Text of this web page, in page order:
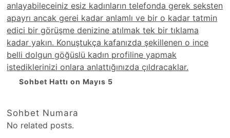
anlayabileceiniz esiz kadınların telefonda gerek seksten
apayrı ancak gerei kadar anlamlı ve bir o kadar tatmin
edici bir görüşme denizine atılmak tek bir tıklama
kadar yakın. Konuştukça kafanızda şekillenen o ince
belli dolgun göğüslü kadın profiline yapmak
istediklerinizi onlara anlattığınızda çıldracaklar.
Sohbet Hattı on Mayıs 5
Sohbet Numara
No related posts.